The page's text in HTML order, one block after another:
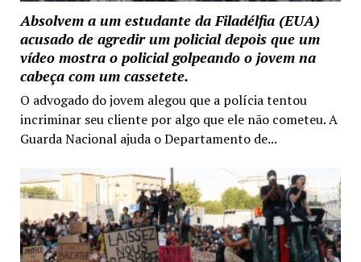
Absolvem a um estudante da Filadélfia (EUA)
acusado de agredir um policial depois que um
vídeo mostra o policial golpeando o jovem na
cabeça com um cassetete.
O advogado do jovem alegou que a polícia tentou
incriminar seu cliente por algo que ele não cometeu. A
Guarda Nacional ajuda o Departamento de...